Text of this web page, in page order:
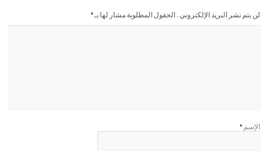
لن يتم نشر البريد الإلكتروني . الحقول المطلوبة مشار لها بـ*
الإسم *